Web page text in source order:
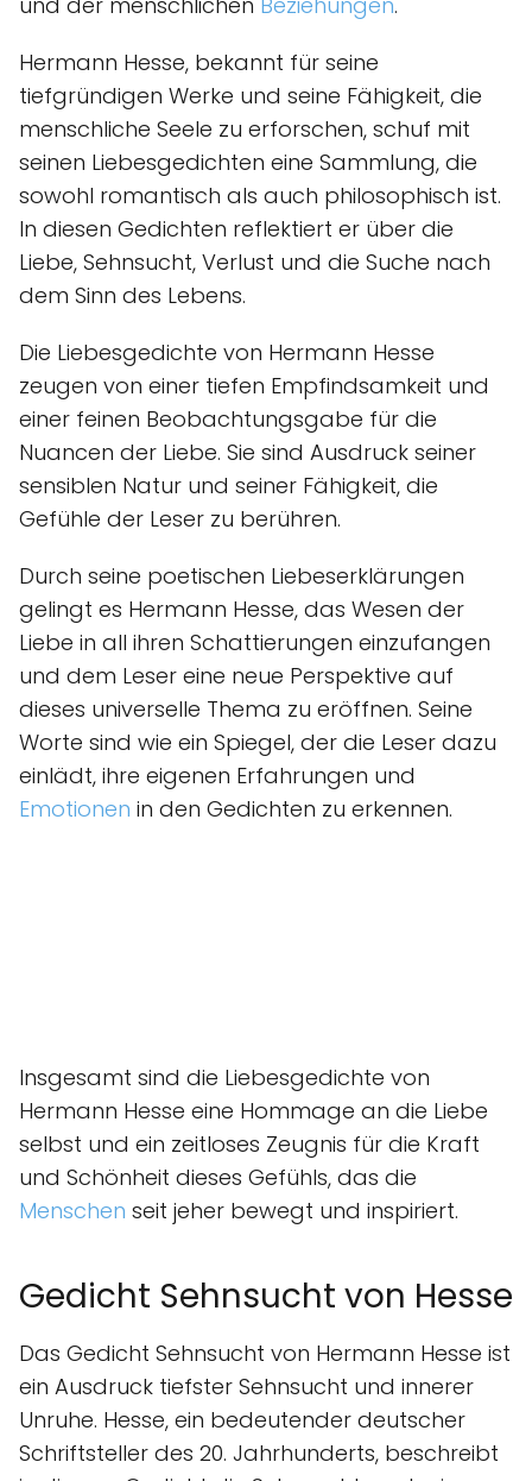
Hermann Hesse, bekannt für seine
tiefgründigen Werke und seine Fähigkeit, die
menschliche Seele zu erforschen, schuf mit
seinen Liebesgedichten eine Sammlung, die
sowohl romantisch als auch philosophisch ist.
In diesen Gedichten reflektiert er über die
Liebe, Sehnsucht, Verlust und die Suche nach
dem Sinn des Lebens.
Die Liebesgedichte von Hermann Hesse
zeugen von einer tiefen Empfindsamkeit und
einer feinen Beobachtungsgabe für die
Nuancen der Liebe. Sie sind Ausdruck seiner
sensiblen Natur und seiner Fähigkeit, die
Gefühle der Leser zu berühren.
Durch seine poetischen Liebeserklärungen
gelingt es Hermann Hesse, das Wesen der
Liebe in all ihren Schattierungen einzufangen
und dem Leser eine neue Perspektive auf
dieses universelle Thema zu eröffnen. Seine
Worte sind wie ein Spiegel, der die Leser dazu
einlädt, ihre eigenen Erfahrungen und
Emotionen in den Gedichten zu erkennen.
Insgesamt sind die Liebesgedichte von
Hermann Hesse eine Hommage an die Liebe
selbst und ein zeitloses Zeugnis für die Kraft
und Schönheit dieses Gefühls, das die
Menschen seit jeher bewegt und inspiriert.
Gedicht Sehnsucht von Hesse
Das Gedicht Sehnsucht von Hermann Hesse ist
ein Ausdruck tiefster Sehnsucht und innerer
Unruhe. Hesse, ein bedeutender deutscher
Schriftsteller des 20. Jahrhunderts, beschreibt